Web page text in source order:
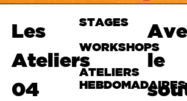
Les
Ateliers
04
STAGES
WORKSHOPS
ATELIERS
HEBDOMADAIRES
le